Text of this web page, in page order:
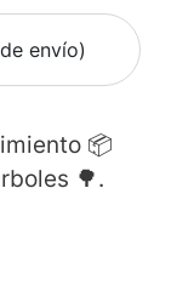
envío)
📦
🌳.